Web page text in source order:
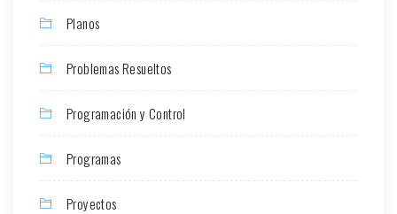
Planos
Problemas Resueltos
Programación y Control
Programas
Proyectos